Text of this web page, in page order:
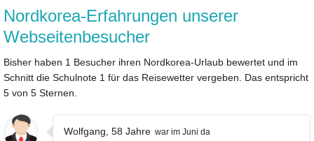
Nordkorea-Erfahrungen unserer
Webseitenbesucher
Bisher haben 1 Besucher ihren Nordkorea-Urlaub bewertet und im
Schnitt die Schulnote 1 für das Reisewetter vergeben. Das entspricht
5 von 5 Sternen.
Wolfgang, 58 Jahre war im Juni da